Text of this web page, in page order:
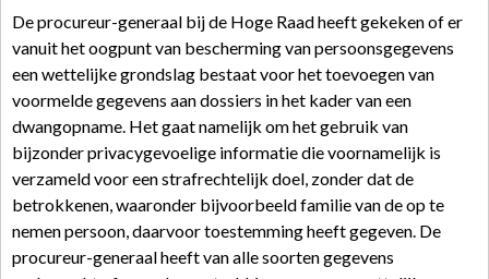
De procureur-generaal bij de Hoge Raad heeft gekeken of er
vanuit het oogpunt van bescherming van persoonsgegevens
een wettelijke grondslag bestaat voor het toevoegen van
voormelde gegevens aan dossiers in het kader van een
dwangopname. Het gaat namelijk om het gebruik van
bijzonder privacygevoelige informatie die voornamelijk is
verzameld voor een strafrechtelijk doel, zonder dat de
betrokkenen, waaronder bijvoorbeeld familie van de op te
nemen persoon, daarvoor toestemming heeft gegeven. De
procureur-generaal heeft van alle soorten gegevens